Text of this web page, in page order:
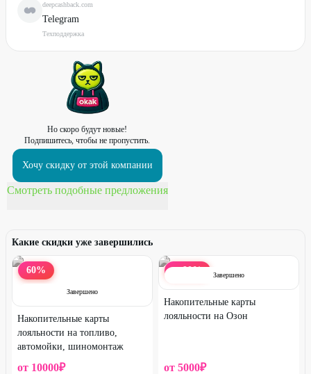
deepcashback.com
Telegram
Техподдержка
Но скоро будут новые!
Подпишитесь, чтобы не пропустить.
Хочу скидку от этой компании
Смотреть подобные предложения
Какие скидки уже завершились
Завершено
60%
Накопительные карты
лояльности на топливо,
автомойки, шиномонтаж
от 10000₽
Завершено
90%
Накопительные карты
лояльности на Озон
от 5000₽